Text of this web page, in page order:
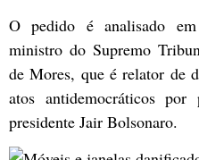
O pedido é analisado
ministro do Supremo
de Mores, que é relator de
atos antidemocráticos
presidente Jair Bolsonaro.